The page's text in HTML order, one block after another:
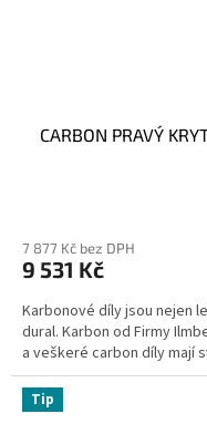
CARBON PRAVÝ
7 877 Kč bez DPH
9 531 Kč
Karbonové díly jsou nejen
dural. Karbon od Firmy
a veškeré carbon díly mají
Tip